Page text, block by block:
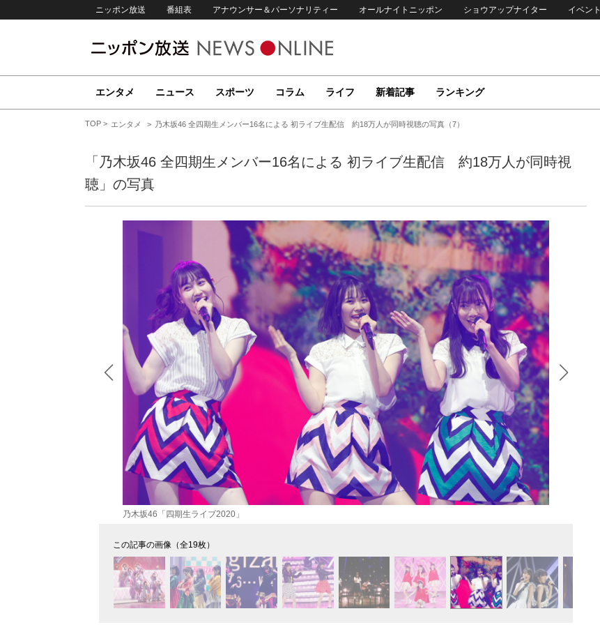
ニッポン放送 番組表 アナウンサー＆パーソナリティー オールナイトニッポン ショウアップナイター イベント
エンタメ ニュース スポーツ コラム ライフ 新着記事 ランキング
TOP エンタメ 乃木坂46 全四期生メンバー16名による 初ライブ生配信 約18万人が同時視聴の写真（7）
「乃木坂46 全四期生メンバー16名による 初ライブ生配信 約18万人が同時視
聴」の写真
乃木坂46「四期生ライブ2020」
この記事の画像（全19枚）